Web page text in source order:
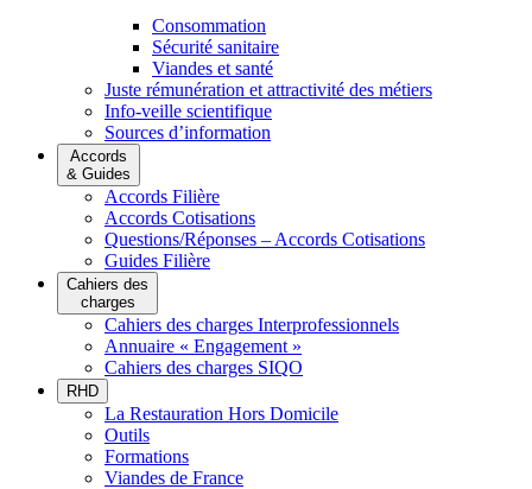
Consommation
Sécurité sanitaire
Viandes et santé
Juste rémunération et attractivité des métiers
Info-veille scientifique
Sources d’information
Accords
& Guides
Accords Filière
Accords Cotisations
Questions/Réponses – Accords Cotisations
Guides Filière
Cahiers des
charges
Cahiers des charges Interprofessionnels
Annuaire « Engagement »
Cahiers des charges SIQO
RHD
La Restauration Hors Domicile
Outils
Formations
Viandes de France